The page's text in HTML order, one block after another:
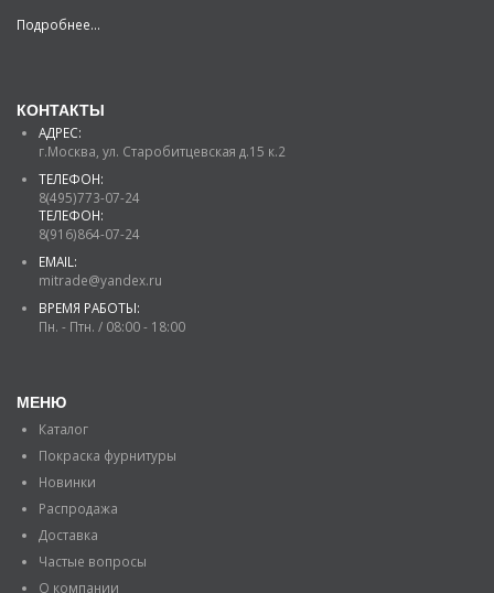
Подробнее...
КОНТАКТЫ
АДРЕС:
г.Москва, ул. Старобитцевская д.15 к.2
ТЕЛЕФОН:
8(495)773-07-24
ТЕЛЕФОН:
8(916)864-07-24
EMAIL:
mitrade@yandex.ru
ВРЕМЯ РАБОТЫ:
Пн. - Птн. / 08:00 - 18:00
МЕНЮ
Каталог
Покраска фурнитуры
Новинки
Распродажа
Доставка
Частые вопросы
О компании